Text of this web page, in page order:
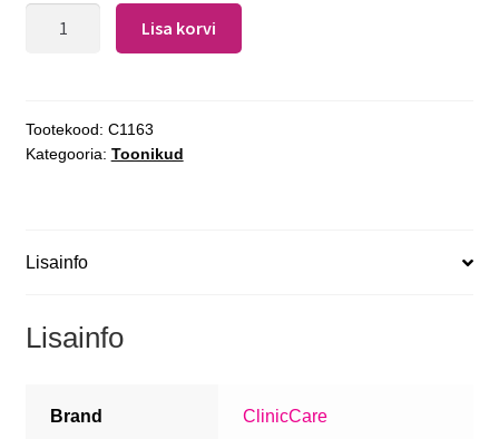
Lisa korvi
Tootekood: C1163
Kategooria: Toonikud
Lisainfo
Lisainfo
Brand ClinicCare